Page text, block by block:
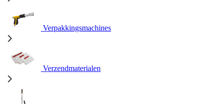
Verpakkingsmachines
Verzendmaterialen